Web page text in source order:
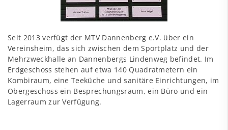
Seit 2013 verfügt der MTV Dannenberg e.V. über ein
Vereinsheim, das sich zwischen dem Sportplatz und der
Mehrzweckhalle an Dannenbergs Lindenweg befindet. Im
Erdgeschoss stehen auf etwa 140 Quadratmetern ein
Kombiraum, eine Teeküche und sanitäre Einrichtungen, im
Obergeschoss ein Besprechungsraum, ein Büro und ein
Lagerraum zur Verfügung.